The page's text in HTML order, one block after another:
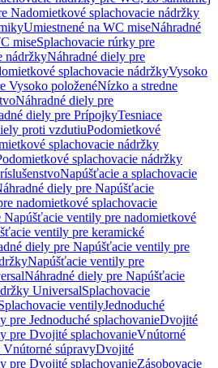
Nadomietkové splachovacie nádržky
Umiestnené na WC miseNáhradné
miseSplachovacie rúrky pre
nádržkyNáhradné diely pre
splachovacie nádržkyVysoko
Vysoko položenéNízko a stredne
Náhradné diely pre
diely pre PrípojkyTesniace
proti vzdutiuPodomietkové
splachovacie nádržky
splachovacie nádržky
Napúšťacie a splachovacie
diely pre Napúšťacie
nadomietkové splachovacie
Napúšťacie ventily pre nadomietkové
ventily pre keramické
diely pre Napúšťacie ventily pre
Napúšťacie ventily pre
Náhradné diely pre Napúšťacie
UniversalSplachovacie
ventilyJednoduché
pre Jednoduché splachovanieDvojité
pre Dvojité splachovanieVnútorné
súpravyDvojité
pre Dvojité splachovanieZásobovacie